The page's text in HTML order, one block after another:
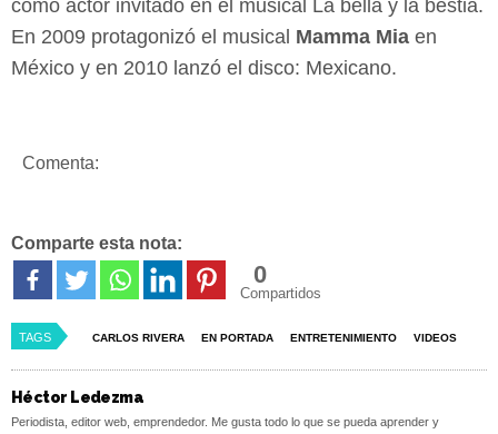
como actor invitado en el musical La bella y la bestia.
En 2009 protagonizó el musical Mamma Mia en
México y en 2010 lanzó el disco: Mexicano.
Comenta:
Comparte esta nota:
0
Compartidos
TAGS CARLOS RIVERA EN PORTADA ENTRETENIMIENTO VIDEOS
Héctor Ledezma
Periodista, editor web, emprendedor. Me gusta todo lo que se pueda aprender y